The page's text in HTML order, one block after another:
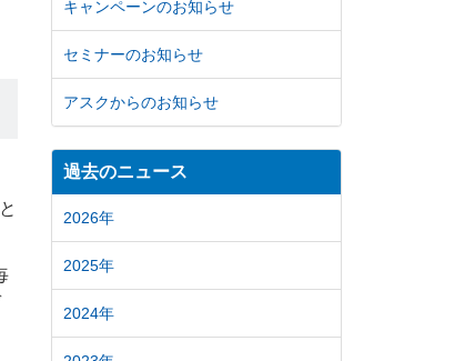
キャンペーンのお知らせ
セミナーのお知らせ
アスクからのお知らせ
過去のニュース
2026年
2025年
2024年